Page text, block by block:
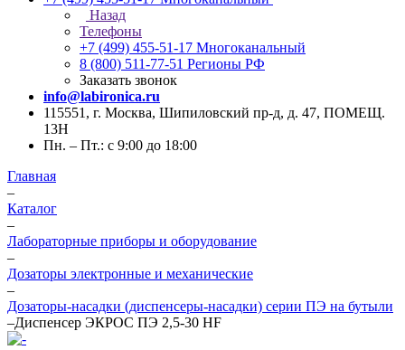
Назад
Телефоны
+7 (499) 455-51-17 Многоканальный
8 (800) 511-77-51 Регионы РФ
Заказать звонок
info@labironica.ru
115551, г. Москва, Шипиловский пр-д, д. 47, ПОМЕЩ.
13Н
Пн. – Пт.: с 9:00 до 18:00
Главная
–
Каталог
–
Лабораторные приборы и оборудование
–
Дозаторы электронные и механические
–
Дозаторы-насадки (диспенсеры-насадки) серии ПЭ на бутыли
–Диспенсер ЭКРОС ПЭ 2,5-30 HF